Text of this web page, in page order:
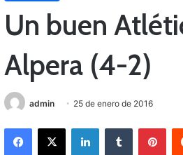
Un buen
Alpera (4-2)
admin 25 de enero de 2016